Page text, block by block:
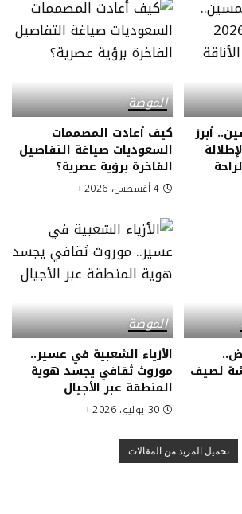
أبرز
صيحات صيف 2026 لإطلالة
الموضة
كيف أعادت المصممات
السعوديات صياغة التفاصيل
الفاخرة برؤية عصرية؟
4 أغسطس، 2026
لصيف
الموضة
الأزياء الشعبية في عسير..
موروث ثقافي يجسد هوية
المنطقة عبر الأجيال
30 يوليو، 2026
تحميل المزيد من المقالات